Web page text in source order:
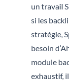
un travail
si les
stratégie,
besoin
module
exhaustif,